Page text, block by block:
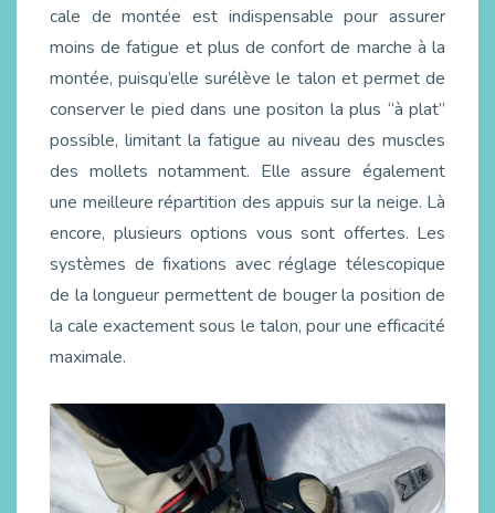
cale de montée est indispensable pour assurer
moins de fatigue et plus de confort de marche à la
montée, puisqu’elle surélève le talon et permet de
conserver le pied dans une positon la plus “à plat”
possible, limitant la fatigue au niveau des muscles
des mollets notamment. Elle assure également
une meilleure répartition des appuis sur la neige. Là
encore, plusieurs options vous sont offertes. Les
systèmes de fixations avec réglage télescopique
de la longueur permettent de bouger la position de
la cale exactement sous le talon, pour une efficacité
maximale.